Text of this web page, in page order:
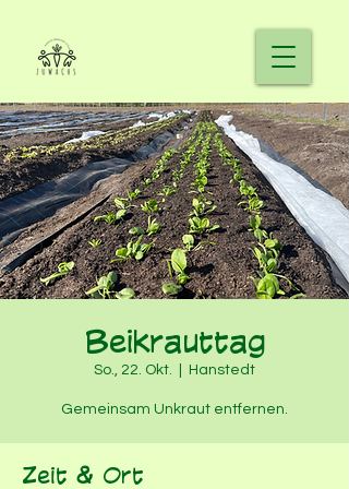
Beikrauttag
So., 22. Okt. Hanstedt
Gemeinsam Unkraut entfernen.
Zeit & Ort